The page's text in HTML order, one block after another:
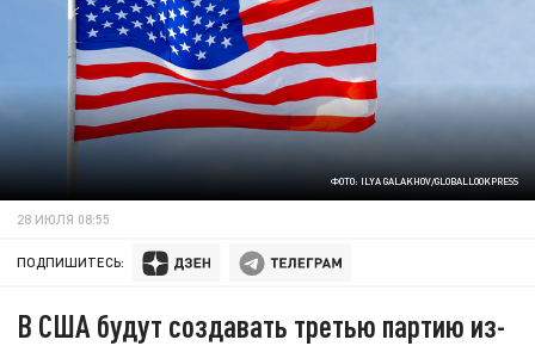
ФОТО: ILYA GALAKHOV/GLOBALLOOKPRESS
28 ИЮЛЯ 08:55
ПОДПИШИТЕСЬ:
В США будут создавать третью партию из-